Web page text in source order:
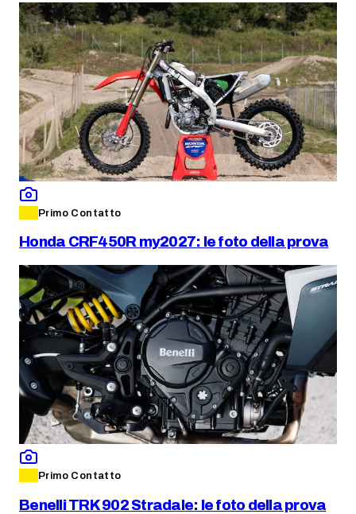
Primo Contatto
Honda CRF450R my2027: le foto della prova
Primo Contatto
Benelli TRK 902 Stradale: le foto della prova